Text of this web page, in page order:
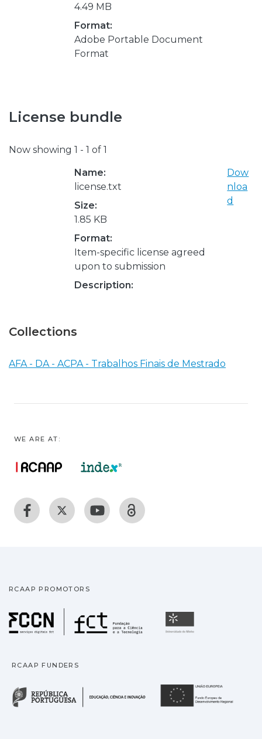
4.49 MB
Format:
Adobe Portable Document
Format
License bundle
Now showing 1 - 1 of 1
Name:
license.txt
Size:
1.85 KB
Format:
Item-specific license agreed
upon to submission
Description:
Dow
nloa
d
Collections
AFA - DA - ACPA - Trabalhos Finais de Mestrado
WE ARE AT:
RCAAP PROMOTORS
Fundação para a
RCAAP FUNDERS
República Portuguesa